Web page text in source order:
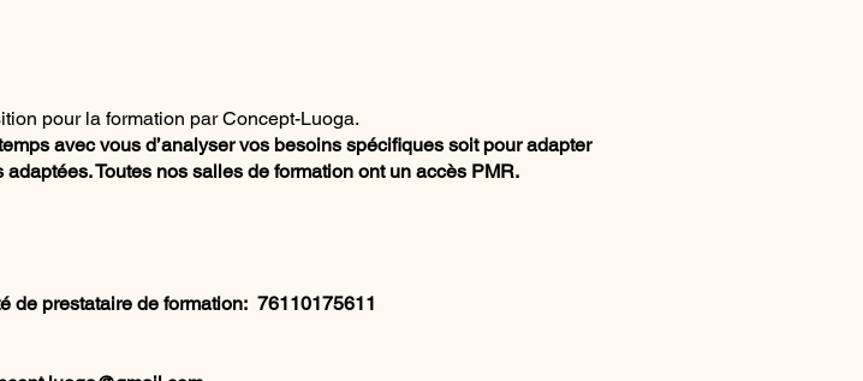
pour la formation par Concept-Luoga.
avec vous d’analyser vos besoins spécifiques soit pour adapter
Toutes nos salles de formation ont un accès PMR.
de prestataire de formation: 76110175611